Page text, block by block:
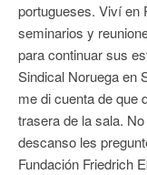
portugueses. Viví en
seminarios y
para continuar sus
Sindical Noruega en
me di cuenta de que
trasera de la sala.
descanso les
Fundación Friedrich